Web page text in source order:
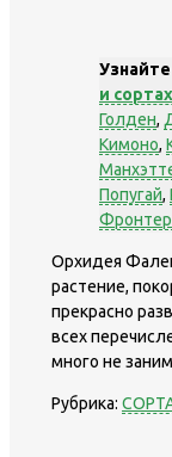
и
Голден,
Кимоно,
Попугай,
Орхидея
растение,
прекрасно
всех
много не
Рубрика: